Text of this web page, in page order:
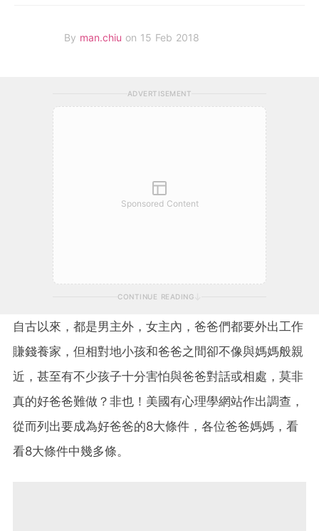
By man.chiu on 15 Feb 2018
ADVERTISEMENT
Sponsored Content
CONTINUE READING
自古以來，都是男主外，女主內，爸爸們都要外出工作
賺錢養家，但相對地小孩和爸爸之間卻不像與媽媽般親
近，甚至有不少孩子十分害怕與爸爸對話或相處，莫非
真的好爸爸難做？非也！美國有心理學網站作出調查，
從而列出要成為好爸爸的8大條件，各位爸爸媽媽，看
看8大條件中幾多條。